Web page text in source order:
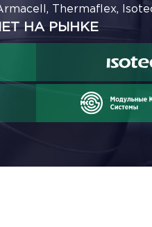
Thermaflex,
НА РЫНКЕ